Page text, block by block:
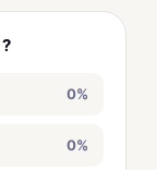
0%
0%